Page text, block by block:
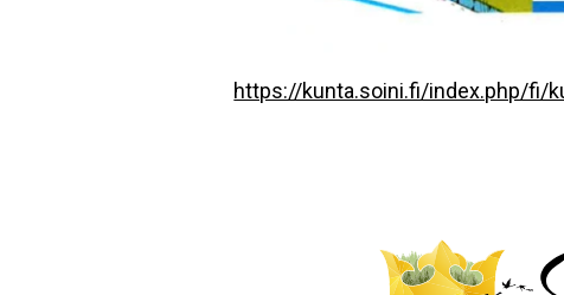
https://kunta.soini.fi/index.php/fi/